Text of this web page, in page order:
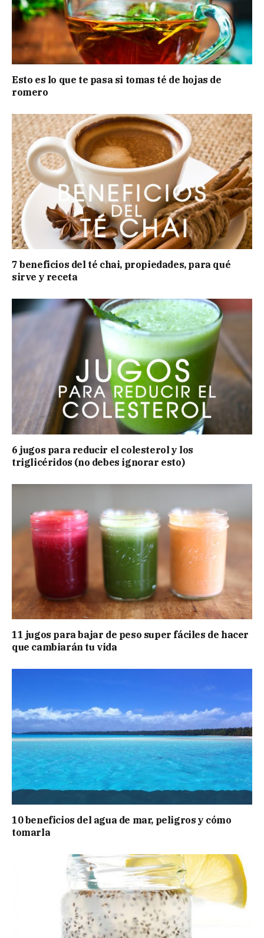
Esto es lo que te pasa si tomas té de hojas de
romero
7 beneficios del té chai, propiedades, para qué
sirve y receta
6 jugos para reducir el colesterol y los
triglicéridos (no debes ignorar esto)
11 jugos para bajar de peso super fáciles de hacer
que cambiarán tu vida
10 beneficios del agua de mar, peligros y cómo
tomarla